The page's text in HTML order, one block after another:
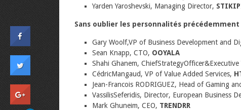
Yarden Yaroshevski, Managing Director,
Sans oublier les personnalités précédemment
Gary Woolf,VP of Business Development and
Sean Knapp, CTO, OOYALA
Shahi Ghanem, ChiefStrategyOfficer&Executive
CédricMangaud, VP of Value Added Services,
Jean-Francois RODRIGUEZ, Head of Gaming
VassilisSeferidis, Director, European Business
Mark Ghuneim, CEO, TRENDRR